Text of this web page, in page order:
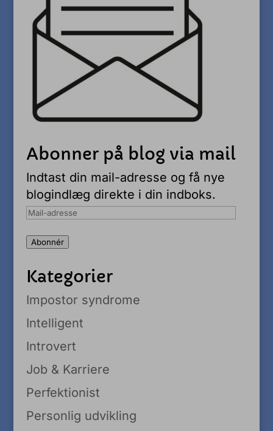
Abonner på blog via mail
Indtast din mail-adresse og få nye
blogindlæg direkte i din indboks.
Mail-
Abonnér
Kategorier
Impostor syndrome
Intelligent
Introvert
Job & Karriere
Perfektionist
Personlig udvikling